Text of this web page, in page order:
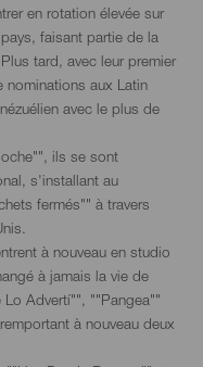
en rotation élevée sur
faisant partie de la
tard, avec leur premier
nominations aux Latin
avec le plus de
ils se sont
s'installant au
fermés"" à travers
à nouveau en studio
à jamais la vie de
Lo Advertí"", ""Pangea""
à nouveau deux